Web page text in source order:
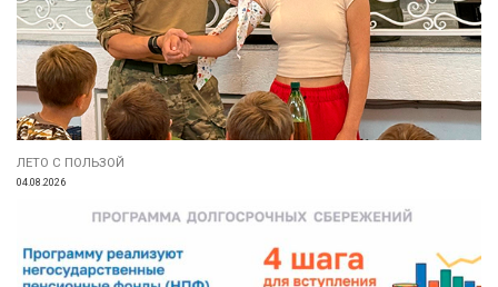
ЛЕТО С ПОЛЬЗОЙ
04.08.2026